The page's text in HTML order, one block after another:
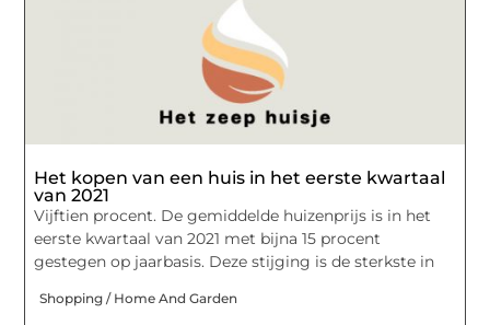
Het kopen van een huis in het eerste kwartaal
van 2021
Vijftien procent. De gemiddelde huizenprijs is in het
eerste kwartaal van 2021 met bijna 15 procent
gestegen op jaarbasis. Deze stijging is de sterkste in
Shopping / Home And Garden